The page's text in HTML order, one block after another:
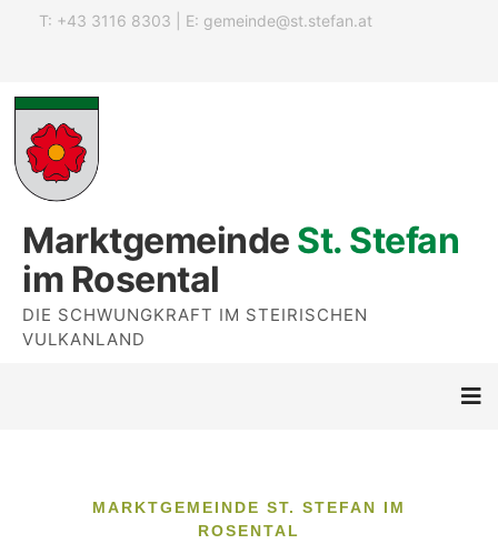
T: +43 3116 8303 | E: gemeinde@st.stefan.at
Marktgemeinde St. Stefan
im Rosental
DIE SCHWUNGKRAFT IM STEIRISCHEN
VULKANLAND
MARKTGEMEINDE ST. STEFAN IM
ROSENTAL